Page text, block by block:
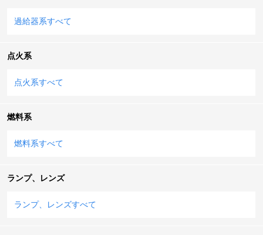
過給器系すべて
点火系
点火系すべて
燃料系
燃料系すべて
ランプ、レンズ
ランプ、レンズすべて